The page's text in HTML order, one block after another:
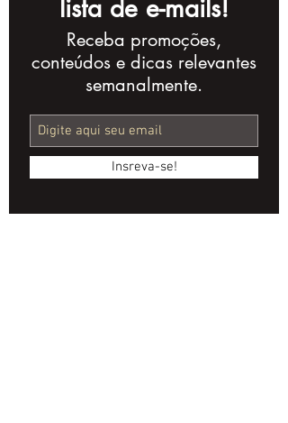
Erros Comuns em
Edição de Vídeo:
Melhorar Seus
Resultados
lista de e-mails!
Receba promoções,
conteúdos e dicas relevantes
semanalmente.
Insreva-se!